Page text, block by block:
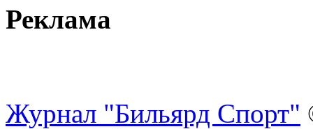
Реклама
Журнал "Бильярд Спорт"